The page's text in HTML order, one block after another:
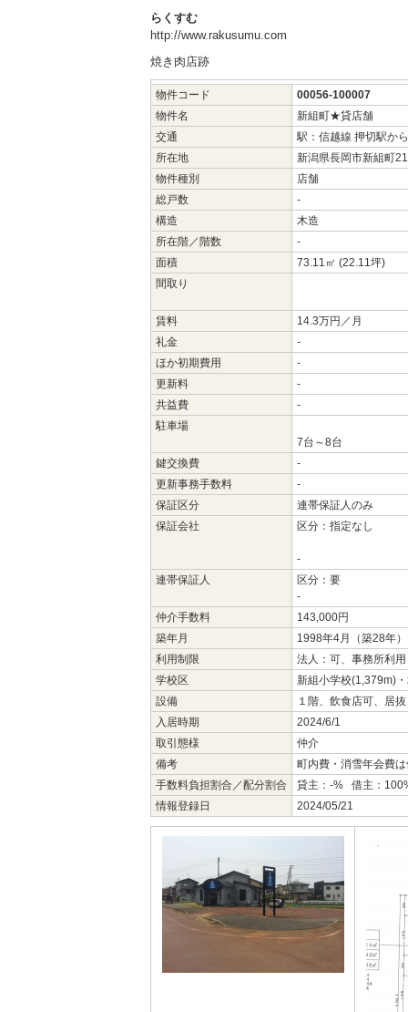
らくすむ
http://www.rakusumu.com
焼き肉店跡
物件コード
00056-100007
物件名
新組町★貸店舗
交通
駅：信越線 押切駅か
所在地
新潟県長岡市新組町
物件種別
店舗
総戸数
-
構造
木造
所在階／階数
-
面積
73.11㎡ (22.11坪)
間取り
賃料
14.3万円／月
礼金
-
ほか初期費用
-
更新料
-
共益費
-
駐車場
7台～8台
鍵交換費
-
更新事務手数料
-
保証区分
連帯保証人のみ
保証会社
区分：指定なし
-
連帯保証人
区分：要
-
仲介手数料
143,000円
築年月
1998年4月（築28年）
利用制限
法人：可、事務所利
学校区
新組小学校(1,379m)
設備
１階、飲食店可、居
入居時期
2024/6/1
取引態様
仲介
備考
町内費・消雪年会費
手数料負担割合／配分割合
貸主：-% 借主：
情報登録日
2024/05/21